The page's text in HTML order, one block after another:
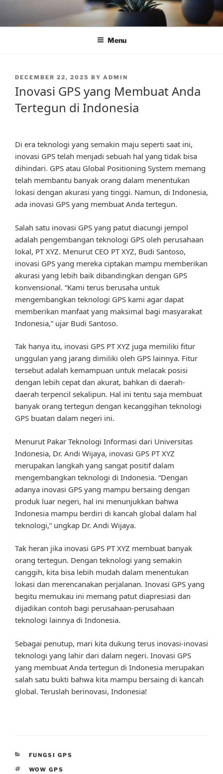
content
Menu
POSTED
DECEMBER 22, 2025 BY ADMIN
Inovasi GPS yang Membuat Anda
Tertegun di Indonesia
Di era teknologi yang semakin maju seperti saat ini,
inovasi GPS telah menjadi sebuah hal yang tidak bisa
dihindari. GPS atau Global Positioning System memang
telah membantu banyak orang dalam menentukan
lokasi dengan akurasi yang tinggi. Namun, di Indonesia,
ada inovasi GPS yang membuat Anda tertegun.
Salah satu inovasi GPS yang patut diacungi jempol
adalah pengembangan teknologi GPS oleh perusahaan
lokal, PT XYZ. Menurut CEO PT XYZ, Budi Santoso,
inovasi GPS yang mereka ciptakan mampu memberikan
akurasi yang lebih baik dibandingkan dengan GPS
konvensional. “Kami terus berusaha untuk
mengembangkan teknologi GPS kami agar dapat
memberikan manfaat yang maksimal bagi masyarakat
Indonesia,” ujar Budi Santoso.
Tak hanya itu, inovasi GPS PT XYZ juga memiliki fitur
unggulan yang jarang dimiliki oleh GPS lainnya. Fitur
tersebut adalah kemampuan untuk melacak posisi
dengan lebih cepat dan akurat, bahkan di daerah-
daerah terpencil sekalipun. Hal ini tentu saja membuat
banyak orang tertegun dengan kecanggihan teknologi
GPS buatan dalam negeri ini.
Menurut Pakar Teknologi Informasi dari Universitas
Indonesia, Dr. Andi Wijaya, inovasi GPS PT XYZ
merupakan langkah yang sangat positif dalam
mengembangkan teknologi di Indonesia. “Dengan
adanya inovasi GPS yang mampu bersaing dengan
produk luar negeri, hal ini menunjukkan bahwa
Indonesia mampu berdiri di kancah global dalam hal
teknologi,” ungkap Dr. Andi Wijaya.
Tak heran jika inovasi GPS PT XYZ membuat banyak
orang tertegun. Dengan teknologi yang semakin
canggih, kita bisa lebih mudah dalam menentukan
lokasi dan merencanakan perjalanan. Inovasi GPS yang
begitu memukau ini memang patut diapresiasi dan
dijadikan contoh bagi perusahaan-perusahaan
teknologi lainnya di Indonesia.
Sebagai penutup, mari kita dukung terus inovasi-inovasi
teknologi yang lahir dari dalam negeri. Inovasi GPS
yang membuat Anda tertegun di Indonesia merupakan
salah satu bukti bahwa kita mampu bersaing di kancah
global. Teruslah berinovasi, Indonesia!
CATEGORIES
FUNGSI GPS
TAGS
WOW GPS